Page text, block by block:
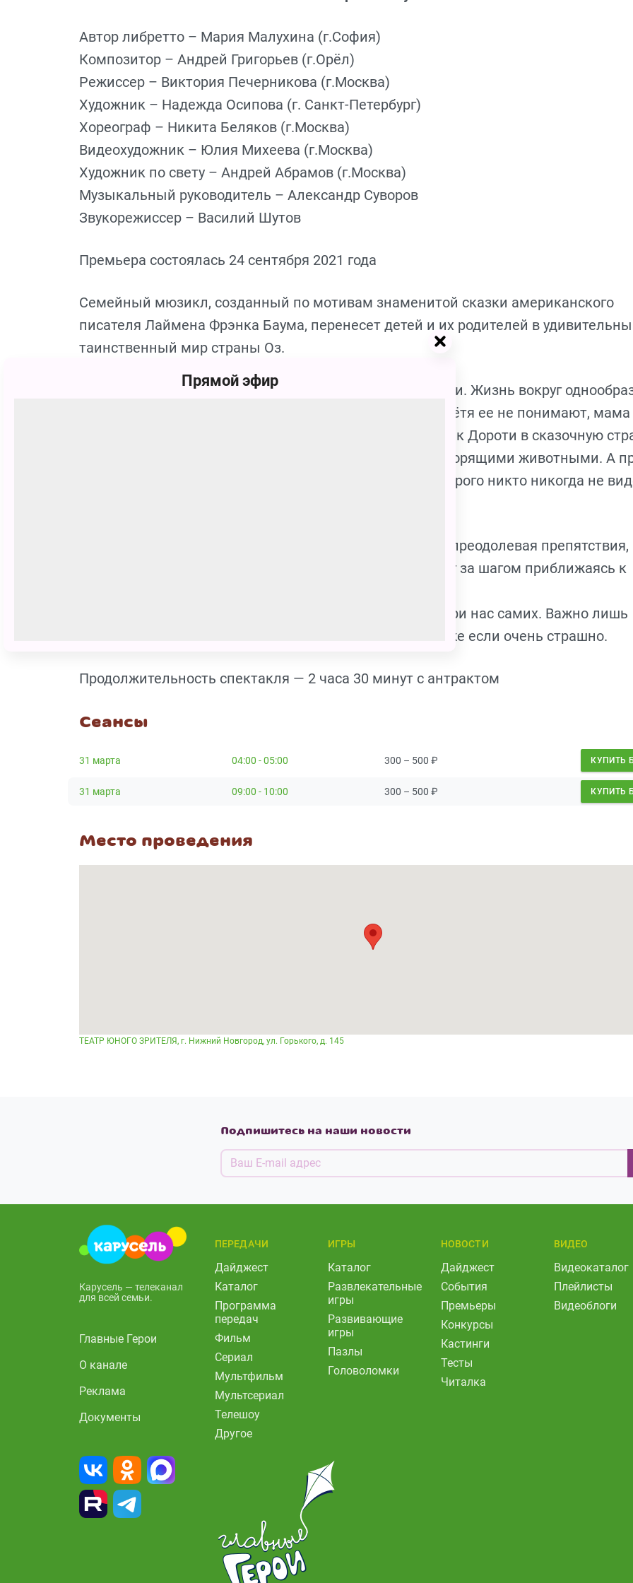
Автор либретто – Мария Малухина (г.София)
Композитор – Андрей Григорьев (г.Орёл)
Режиссер – Виктория Печерникова (г.Москва)
Художник – Надежда Осипова (г. Санкт-Петербург)
Хореограф – Никита Беляков (г.Москва)
Видеохудожник – Юлия Михеева (г.Москва)
Художник по свету – Андрей Абрамов (г.Москва)
Музыкальный руководитель – Александр Суворов
Звукорежиссер – Василий Шутов
Премьера состоялась 24 сентября 2021 года
Семейный мюзикл, созданный по мотивам знаменитой сказки американского
писателя Лаймена Фрэнка Баума, перенесет детей и их родителей в
таинственный мир страны Оз.
Юная Дороти живет на ферме посреди канзасской степи. Жизнь вокруг
скучна, а сердце просит приключений и чудес. Дядя и тётя ее не понимают, мама
всегда далеко, и вдруг… Волшебный ураган уносит домик Дороти в сказочную
населенную ведьмами, необычными созданиями и говорящими животными. А
этой страной великий и ужасный Оз — волшебник, которого никто никогда не
Встречая на своем пути новых друзей и вместе с ними преодолевая препятствия,
девочка храбро идет по дороге из желтого кирпича, шаг за шагом приближаясь к
Эта история о взрослении, и о том, что все ответы внутри нас самих. Важно лишь
поверить в свои силы и защищать свои убеждения, даже если очень страшно.
Продолжительность спектакля — 2 часа 30 минут с антрактом
Сеансы
31 марта 04:00 - 05:00 300 – 500 ₽ КУПИТЬ
31 марта 09:00 - 10:00 300 – 500 ₽ КУПИТЬ
Место проведения
ТЕАТР ЮНОГО ЗРИТЕЛЯ, г. Нижний Новгород, ул. Горького, д. 145
Подпишитесь на наши новости
Карусель — телеканал
для всей семьи.
Главные Герои
О канале
Реклама
Документы
ПЕРЕДАЧИ
Дайджест
Каталог
Программа
передач
Фильм
Сериал
Мультфильм
Мультсериал
Телешоу
Другое
ИГРЫ
Каталог
Развлекательные
игры
Развивающие
игры
Пазлы
Головоломки
НОВОСТИ
Дайджест
События
Премьеры
Конкурсы
Кастинги
Тесты
Читалка
ВИДЕО
Видеокаталог
Плейлисты
Видеоблоги
Прямой эфир